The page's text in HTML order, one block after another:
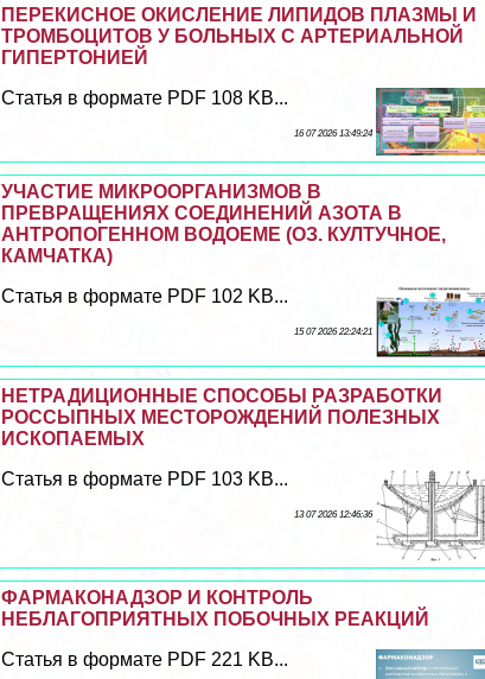
ПЕРЕКИСНОЕ ОКИСЛЕНИЕ ЛИПИДОВ ПЛАЗМЫ И
ТРОМБОЦИТОВ У БОЛЬНЫХ С АРТЕРИАЛЬНОЙ
ГИПЕРТОНИЕЙ
Статья в формате PDF 108 KB...
16 07 2026 13:49:24
УЧАСТИЕ МИКРООРГАНИЗМОВ В
ПРЕВРАЩЕНИЯХ СОЕДИНЕНИЙ АЗОТА В
АНТРОПОГЕННОМ ВОДОЕМЕ (ОЗ. КУЛТУЧНОЕ,
КАМЧАТКА)
Статья в формате PDF 102 KB...
15 07 2026 22:24:21
НЕТРАДИЦИОННЫЕ СПОСОБЫ РАЗРАБОТКИ
РОССЫПНЫХ МЕСТОРОЖДЕНИЙ ПОЛЕЗНЫХ
ИСКОПАЕМЫХ
Статья в формате PDF 103 KB...
13 07 2026 12:46:36
ФАРМАКОНАДЗОР И КОНТРОЛЬ
НЕБЛАГОПРИЯТНЫХ ПОБОЧНЫХ РЕАКЦИЙ
Статья в формате PDF 221 KB...